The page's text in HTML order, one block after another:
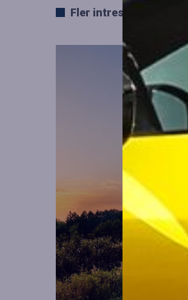
Fler intressanta artiklar